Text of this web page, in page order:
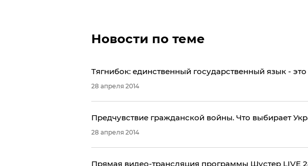
Новости по теме
Тягнибок: единственный государственный язык -
28 апреля 2014
Предчувствие гражданской войны. Что выбирает
28 апреля 2014
Прямая видео-трансляция программы Шустер LIVE